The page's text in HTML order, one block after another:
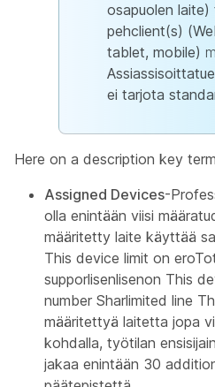
osapuolen laite)
pehclient(s)
tablet, mobile)
ei tarjota
Here on a description key
Assigned Devices-
olla enintään viisi
määritetty laite käyttää
This device limit on
supporlisenlisenon This
number Sharlimited line
määritettyä laitetta jopa
kohdalla, työtilan
jakaa enintään 30